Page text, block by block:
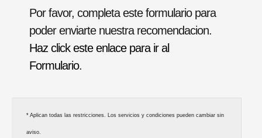
Por favor, completa este formulario para
poder enviarte nuestra recomendacion.
Haz click este enlace para ir al
Formulario.
* Aplican todas las restricciones. Los servicios y condiciones pueden cambiar sin
aviso.